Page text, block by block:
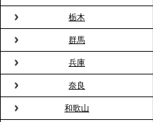
用が前年比4倍に急増。
の新定番
2026.2.13
プレスリリースのご案内
バー」に！福利厚生・社
バーテンダー》サービス
栃木
群馬
兵庫
奈良
和歌山